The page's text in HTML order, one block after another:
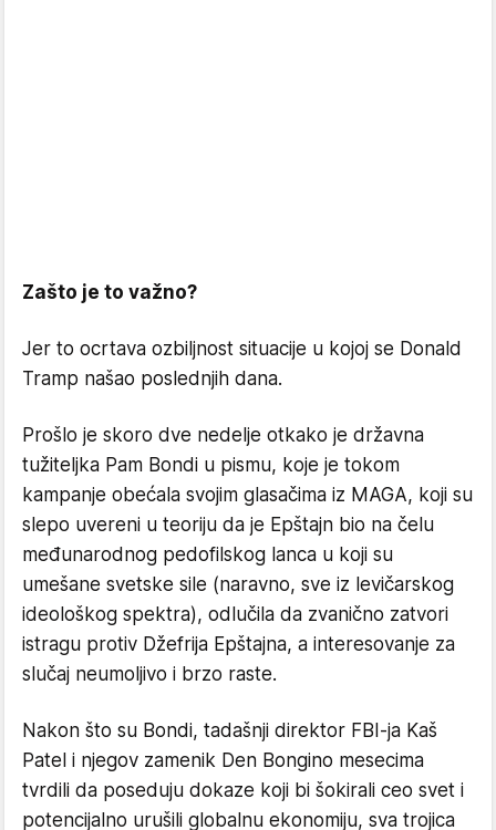
Zašto je to važno?
Jer to ocrtava ozbiljnost situacije u kojoj se Donald
Tramp našao poslednjih dana.
Prošlo je skoro dve nedelje otkako je državna
tužiteljka Pam Bondi u pismu, koje je tokom
kampanje obećala svojim glasačima iz MAGA, koji su
slepo uvereni u teoriju da je Epštajn bio na čelu
međunarodnog pedofilskog lanca u koji su
umešane svetske sile (naravno, sve iz levičarskog
ideološkog spektra), odlučila da zvanično zatvori
istragu protiv Džefrija Epštajna, a interesovanje za
slučaj neumoljivo i brzo raste.
Nakon što su Bondi, tadašnji direktor FBI-ja Kaš
Patel i njegov zamenik Den Bongino mesecima
tvrdili da poseduju dokaze koji bi šokirali ceo svet i
potencijalno urušili globalnu ekonomiju, sva trojica